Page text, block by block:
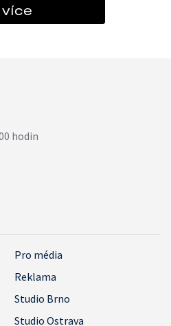
více
Pro média
Reklama
Studio Brno
Studio Ostrava